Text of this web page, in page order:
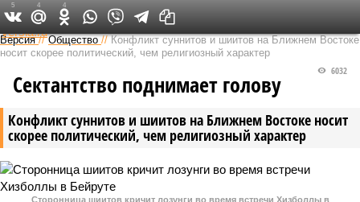
Федеральный выпуск
Версия //Общество //Конфликт суннитов и шиитов на Ближнем Востоке
носит скорее политический, чем религиозный характер
Конфликт суннитов и шиитов на Ближнем Востоке носит
скорее политический, чем религиозный характер
6032
Сектантство поднимает голову
Сторонница шиитов кричит лозунги во время встречи Хизболлы в
5 4 4